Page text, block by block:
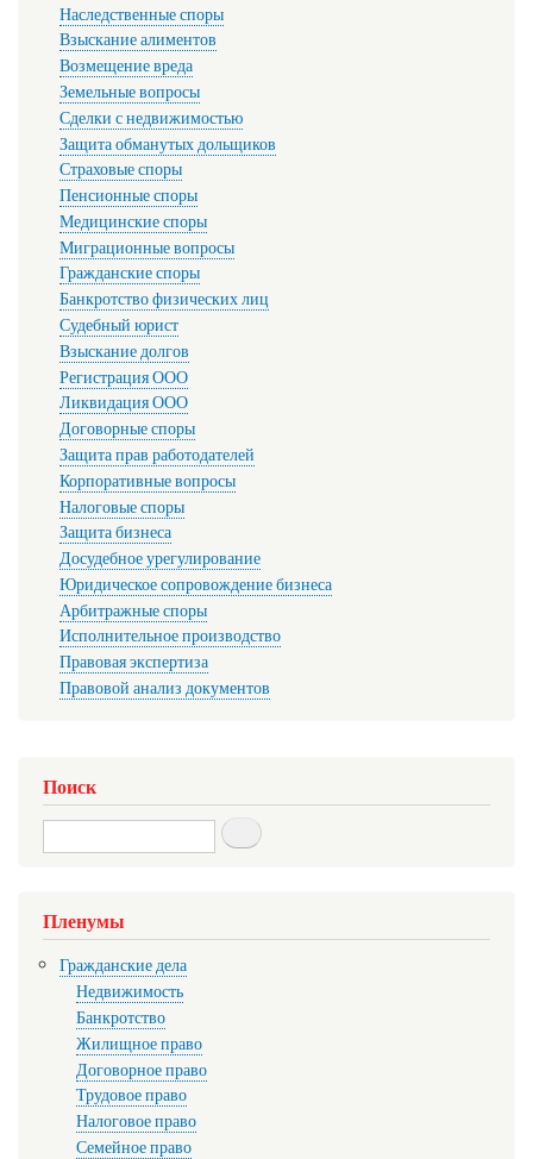
Наследственные споры
Взыскание алиментов
Возмещение вреда
Земельные вопросы
Сделки с недвижимостью
Защита обманутых дольщиков
Страховые споры
Пенсионные споры
Медицинские споры
Миграционные вопросы
Гражданские споры
Банкротство физических лиц
Судебный юрист
Взыскание долгов
Регистрация ООО
Ликвидация ООО
Договорные споры
Защита прав работодателей
Корпоративные вопросы
Налоговые споры
Защита бизнеса
Досудебное урегулирование
Юридическое сопровождение бизнеса
Арбитражные споры
Исполнительное производство
Правовая экспертиза
Правовой анализ документов
Поиск
Search
Пленумы
Гражданские дела
Недвижимость
Банкротство
Жилищное право
Договорное право
Трудовое право
Налоговое право
Семейное право